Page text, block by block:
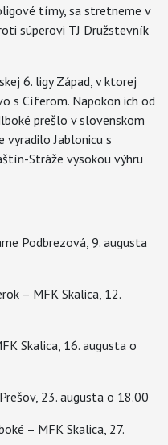
tímy, sa stretneme v
súperovi TJ Družstevník
6. ligy Západ, v ktorej
s Cíferom. Napokon ich od
prešlo v slovenskom
vyradilo Jablonicu s
Stráže vysokou výhru
Podbrezová, 9. augusta
– MFK Skalica, 12.
Skalica, 16. augusta o
23. augusta o 18.00
– MFK Skalica, 27.